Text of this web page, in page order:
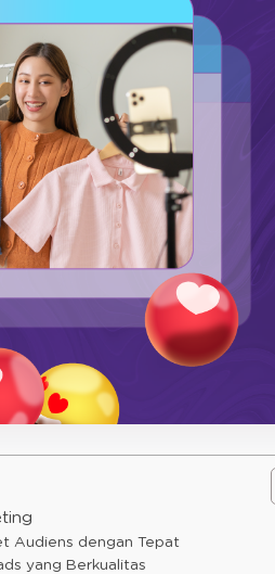
Audiens dengan Tepat
yang Berkualitas